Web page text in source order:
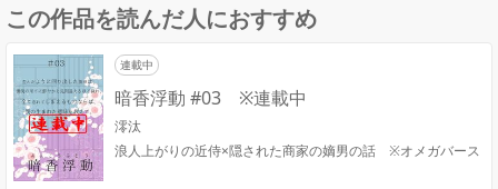
この作品を読んだ人におすすめ
連載中
暗香浮動 #03 ※連載中
澪汰
浪人上がりの近侍×隠された商家の嫡男の話 ※オメガバース